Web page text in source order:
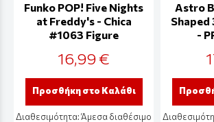
Funko POP! Five Nights
at Freddy's - Chica
#1063 Figure
16,99 €
Προσθήκη στο Καλάθι
Διαθεσιμότητα:Άμεσα διαθέσιμο
Astro
Shaped
-